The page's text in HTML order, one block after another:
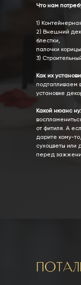
Что нам
1)
2) Внешний
блестки,
палочки
3)
Как их
подтапливаем
установке
Какой нюанс
от фитиля. А
дарите кому-
сухоцветы или
перед